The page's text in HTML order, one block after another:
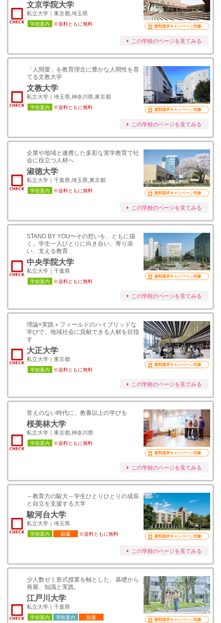
文京学院大学
私立大学｜東京都,埼玉県
学校案内 ※送料ともに無料 資料請求キャンペーン対象
この学校のページを見てみる
「人間愛」を教育理念に豊かな人間性を育
てる文教大学
文教大学
私立大学｜埼玉県,神奈川県,東京都
学校案内 ※送料ともに無料 資料請求キャンペーン対象
この学校のページを見てみる
企業や地域と連携した多彩な実学教育で社
会に役立つ人材へ
淑徳大学
私立大学｜千葉県,埼玉県,東京都
学校案内 ※送料ともに無料 資料請求キャンペーン対象
この学校のページを見てみる
STAND BY YOU〜その想いを、ともに描
く。学生一人ひとりに向き合い、寄り添
い、支える教育
中央学院大学
私立大学｜千葉県
学校案内 ※送料ともに無料
資料請求キャンペーン対象
この学校のページを見てみる
理論×実践＋フィールドのハイブリッドな
学びで、地域社会に貢献できる人材を目指
す
大正大学
私立大学｜東京都
学校案内 ※送料ともに無料
資料請求キャンペーン対象
この学校のページを見てみる
答えのない時代に、教養以上の学びを
桜美林大学
私立大学｜東京都,神奈川県
学校案内 ※送料ともに無料
資料請求キャンペーン対象
この学校のページを見てみる
～教育力の駿大～学生ひとりひとりの成長
と自立を支援する大学
駿河台大学
私立大学｜埼玉県
学校案内 願書 ※送料ともに無料 資料請求キャンペーン対象
この学校のページを見てみる
少人数ゼミ形式授業を軸とした、基礎から
発展、知識と実践。
江戸川大学
私立大学｜千葉県
学校案内 受験案内 願書 資料請求キャンペーン対象